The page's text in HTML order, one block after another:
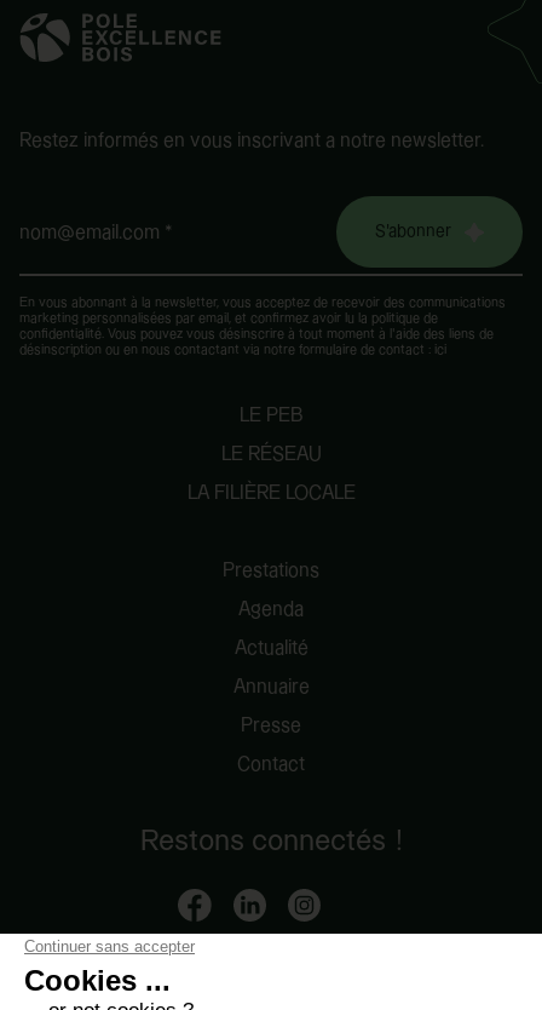
Restez informés en vous inscrivant a notre newsletter.
nom@email.com * S'abonner
En vous abonnant à la newsletter, vous acceptez de recevoir des communications
marketing personnalisées par email, et confirmez avoir lu la politique de
confidentialité . Vous pouvez vous désinscrire à tout moment à l’aide des liens de
désinscription ou en nous contactant via notre formulaire de contact : ici
LE PEB
LE RÉSEAU
LA FILIÈRE LOCALE
Prestations
Agenda
Actualité
Annuaire
Presse
Contact
Restons connectés !